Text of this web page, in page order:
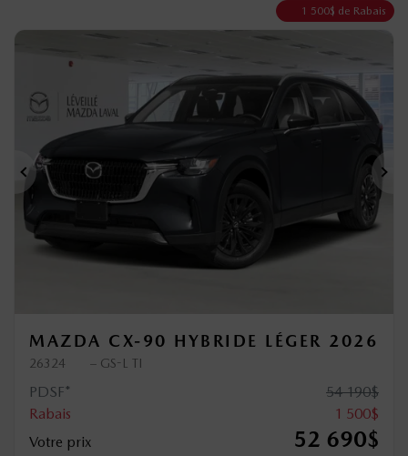
1 500$ de Rabais
Précédent
MAZDA CX-90 HYBRIDE LÉGER 2026
26324 – GS-L TI
PDSF* 54 190$
Rabais
1 500$
Votre prix
52 690$